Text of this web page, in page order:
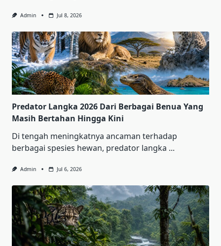
Admin Jul 8, 2026
Predator Langka 2026 Dari Berbagai Benua Yang
Masih Bertahan Hingga Kini
Di tengah meningkatnya ancaman terhadap
berbagai spesies hewan, predator langka ...
Admin Jul 6, 2026